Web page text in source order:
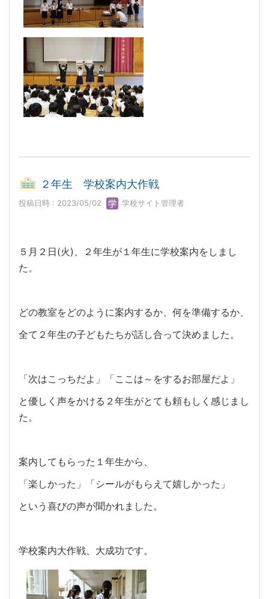
２年生 学校案内大作戦
投稿日時 : 2023/05/02 学校サイト管理者
５月２日(火)、２年生が１年生に学校案内をしまし
た。
どの教室をどのように案内するか、何を準備するか、
全て２年生の子どもたちが話し合って決めました。
「次はこっちだよ」「ここは～をするお部屋だよ」
と優しく声をかける２年生がとても頼もしく感じまし
た。
案内してもらった１年生から、
「楽しかった」「シールがもらえて嬉しかった」
という喜びの声が聞かれました。
学校案内大作戦、大成功です。